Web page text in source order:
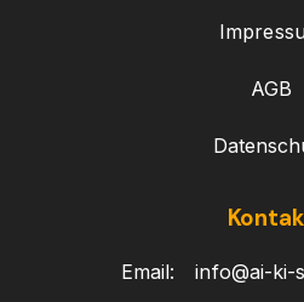
AGB
Email: info@ai-ki-